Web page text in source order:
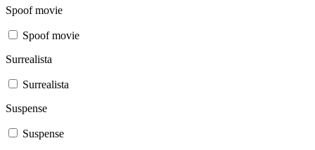
Spoof movie
Spoof movie
Surrealista
Surrealista
Suspense
Suspense